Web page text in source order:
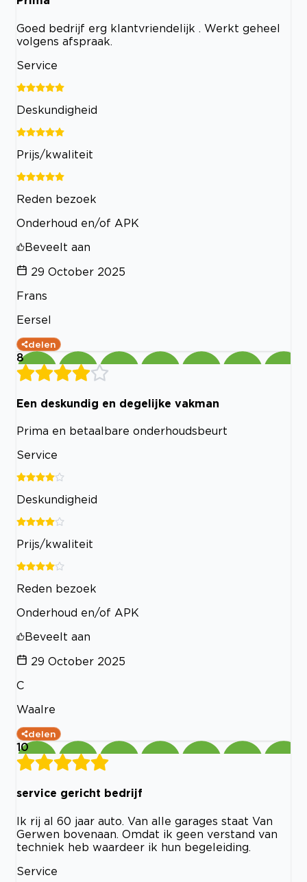
Goed bedrijf erg klantvriendelijk . Werkt geheel
volgens afspraak.
Service
Deskundigheid
Prijs/kwaliteit
Reden bezoek
Onderhoud en/of APK
Beveelt aan
29 October 2025
Frans
Eersel
delen
8
Een deskundig en degelijke vakman
Prima en betaalbare onderhoudsbeurt
Service
Deskundigheid
Prijs/kwaliteit
Reden bezoek
Onderhoud en/of APK
Beveelt aan
29 October 2025
C
Waalre
delen
10
service gericht bedrijf
Ik rij al 60 jaar auto. Van alle garages staat Van
Gerwen bovenaan. Omdat ik geen verstand van
techniek heb waardeer ik hun begeleiding.
Service